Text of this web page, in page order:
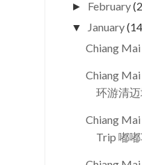
► February
▼ January
Chiang
Chiang
环游清
Chiang
Trip 嘟